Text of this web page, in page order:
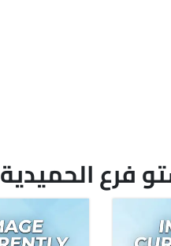
فرع الحميدية 1